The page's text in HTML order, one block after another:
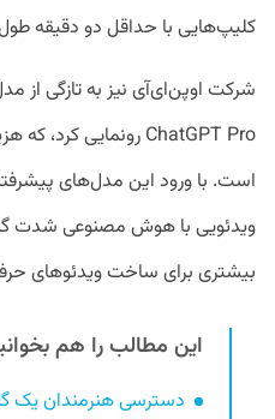
کلیپ‌هایی با حداقل دو دقیقه
است. با ورود این مدل‌های
ویدئویی با هوش مصنوعی شدت
بیشتری برای ساخت ویدئوهای
این مطالب را هم
دسترسی هنرمندان یک